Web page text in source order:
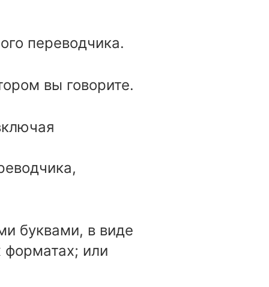
переводчика.
вы говорите.
буквами, в виде
форматах; или